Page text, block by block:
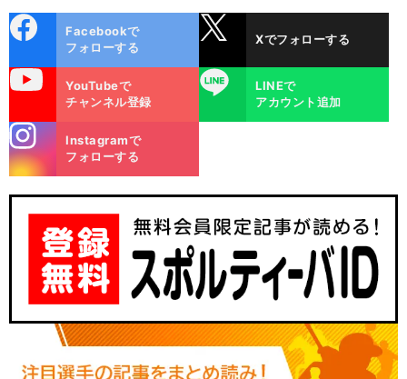
ok
Facebookで
フォローする
Xでフォローする
YouTubeで
チャンネル登録
LINE
LINEで
アカウント追加
m
Instagramで
フォローする